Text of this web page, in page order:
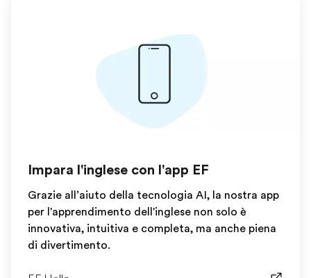
Impara l'inglese con l'app EF
Grazie all’aiuto della tecnologia AI, la nostra app
per l'apprendimento dell'inglese non solo è
innovativa, intuitiva e completa, ma anche piena
di divertimento.